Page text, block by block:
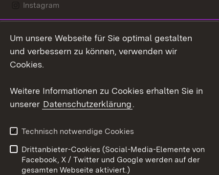
Instagram
Mastodon
Youtube
Kontakt
Datenschutz
Barrierefreiheit
Impressum Cookies
Um unsere Webseite für Sie optimal gestalten
und verbessern zu können, verwenden wir
Cookies.
Weitere Informationen zu Cookies erhalten Sie in
unserer Datenschutzerklärung.
Technisch notwendige Cookies
Drittanbieter-Cookies (Social-Media-Elemente von
Facebook, X / Twitter und Google werden auf der
gesamten Webseite aktiviert.)